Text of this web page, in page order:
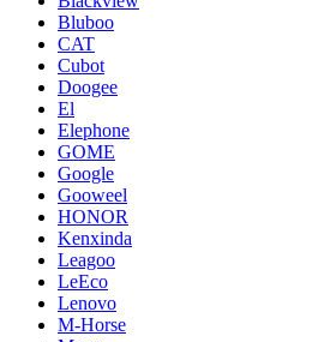
Bluboo
CAT
Cubot
Doogee
El
Elephone
GOME
Google
Gooweel
HONOR
Kenxinda
Leagoo
LeEco
Lenovo
M-Horse